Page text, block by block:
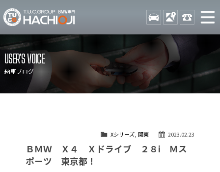
TUCグループ BMW専門 八
STOCK ACCESS 042-
ニュース
在庫リスト
目玉車両一覧
店舗紹介
保証＆サービス
アクセスマップ
自動車保険
TUCとは？
USER'S VOICE
納車ブログ
2023.02.23
Xシリーズ, 関東
ＢＭＷ Ｘ４ Ｘドライブ ２８i Ｍス
ポーツ 東京都！